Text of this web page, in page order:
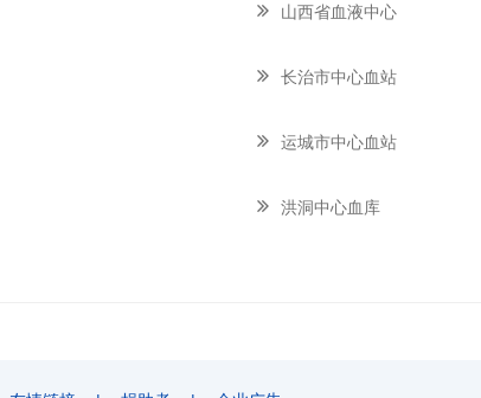
山西省血液中心
长治市中心血站
运城市中心血站
洪洞中心血库